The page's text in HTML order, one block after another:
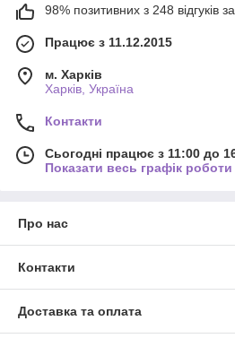
98% позитивних з 248 відгуків за
Працює з 11.12.2015
м. Харків
Харків, Україна
Контакти
Сьогодні працює з 11:00 до
Показати весь графік роботи
Про нас
Контакти
Доставка та оплата